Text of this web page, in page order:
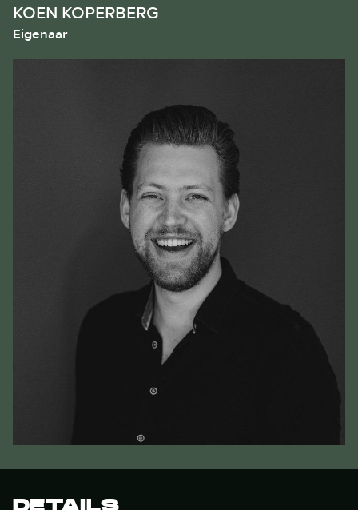
KOEN KOPERBERG
Eigenaar
DETAILS